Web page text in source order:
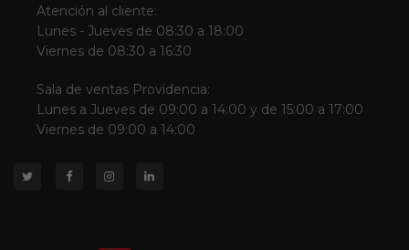
Atención al cliente:
Lunes - Jueves de 08:30 a 18:00
Viernes de 08:30 a 16:30
Sala de ventas Providencia:
Lunes a Jueves de 09:00 a 14:00 y de 15:00 a 17:00
Viernes de 09:00 a 14:00